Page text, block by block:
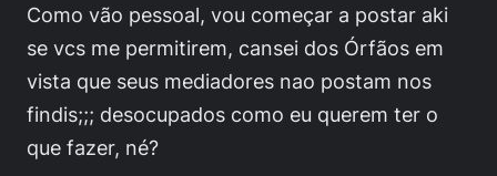
Como vão pessoal, vou começar a postar aki
se vcs me permitirem, cansei dos Órfãos em
vista que seus mediadores nao postam nos
findis;;; desocupados como eu querem ter o
que fazer, né?